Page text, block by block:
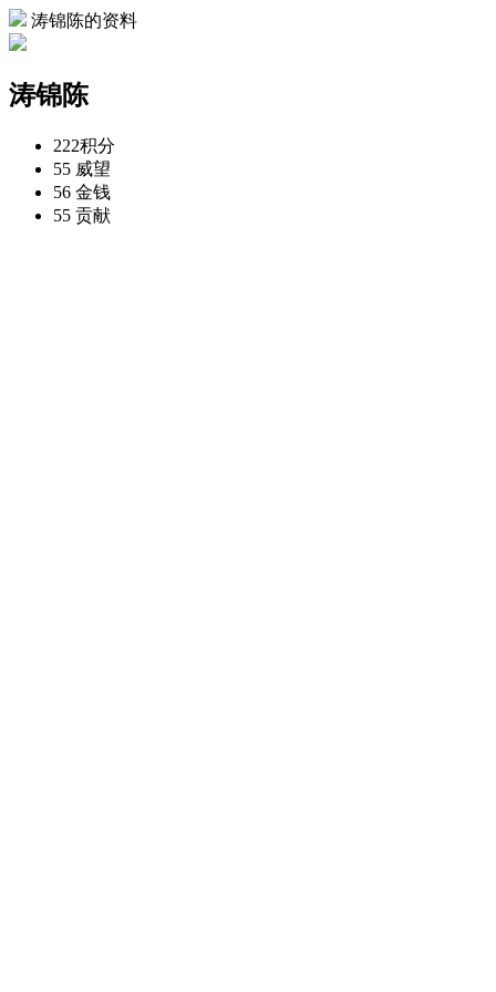
涛锦陈的资料
涛锦陈
222积分
55 威望
56 金钱
55 贡献